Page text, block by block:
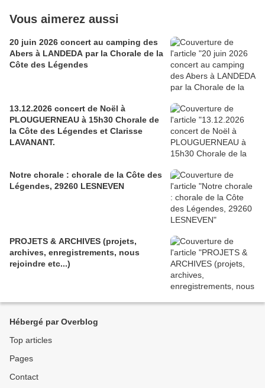
Vous aimerez aussi
20 juin 2026 concert au camping des
Abers à LANDEDA par la Chorale de la
Côte des Légendes
13.12.2026 concert de Noël à
PLOUGUERNEAU à 15h30 Chorale de
la Côte des Légendes et Clarisse
LAVANANT.
Notre chorale : chorale de la Côte des
Légendes, 29260 LESNEVEN
PROJETS & ARCHIVES (projets,
archives, enregistrements, nous
rejoindre etc...)
Hébergé par Overblog
Top articles
Pages
Contact